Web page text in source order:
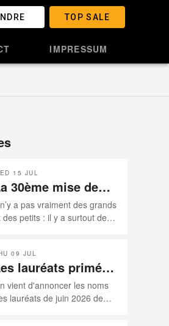
TOP SALE
IMPRESSUM
15 JUL
30ème mise de
des
a pas vraiment des grands
des petits : il y a surtout des
en temps normal des
extraordinaires pour
le meilleur bétail. Cette
malheureusement, la
sécheresse s’est invitée aux
09 JUL
lauréats primés
nos sponsors
le mois de juin
vient d'annoncer les noms
lauréats de juin 2026 de